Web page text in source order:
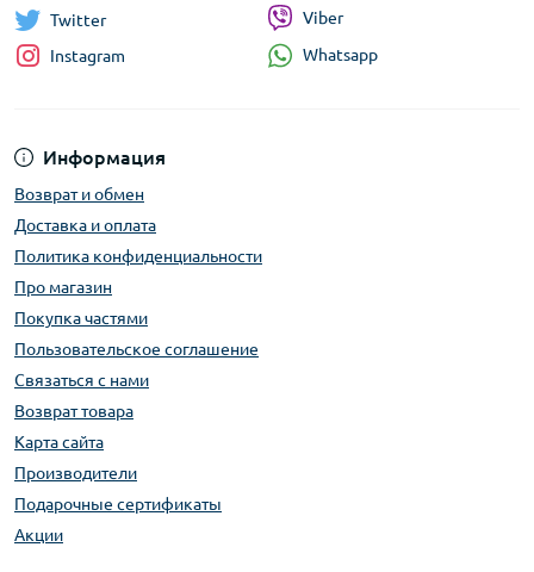
Информация
Возврат и обмен
Доставка и оплата
Политика конфиденциальности
Про магазин
Покупка частями
Пользовательское соглашение
Связаться с нами
Возврат товара
Карта сайта
Производители
Подарочные сертификаты
Акции
Twitter
Instagram
Viber
Whatsapp